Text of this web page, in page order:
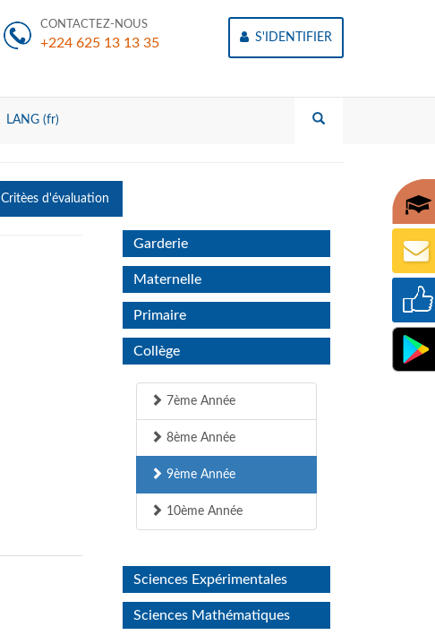
CONTACTEZ-NOUS
+224 625 13 13 35 S'IDENTIFIER
LANG (fr)
Critèes d'évaluation
Garderie
Maternelle
Primaire
Collège
7ème Année
8ème Année
9ème Année
10ème Année
Sciences Expérimentales
Sciences Mathématiques